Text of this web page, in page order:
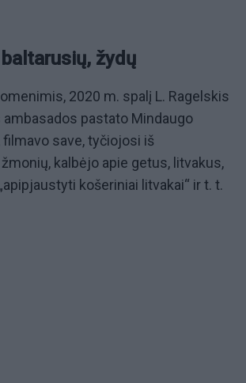
žydų
2020 m. spalį L. Ragelskis
pastato Mindaugo
filmavo save, tyčiojosi iš
kalbėjo apie getus, litvakus,
košeriniai litvakai“ ir t. t.